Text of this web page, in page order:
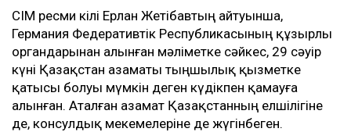
СІМ ресми өкілі Ерлан Жетібавтың айтуынша,
Германия Федеративтік Республикасының құзырлы
органдарынан алынған мәліметке сәйкес, 29 сәуір
күні Қазақстан азаматы тыңшылық қызметке
қатысы болуы мүмкін деген күдікпен қамауға
алынған. Аталған азамат Қазақстанның елшілігіне
де, консулдық мекемелеріне де жүгінбеген.